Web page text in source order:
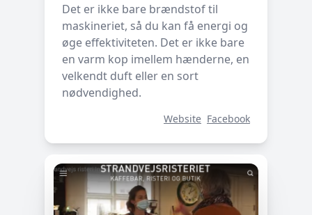
Det er ikke bare brændstof til
maskineriet, så du kan få energi og
øge effektiviteten. Det er ikke bare
en varm kop imellem hænderne, en
velkendt duft eller en sort
nødvendighed.
Website Facebook